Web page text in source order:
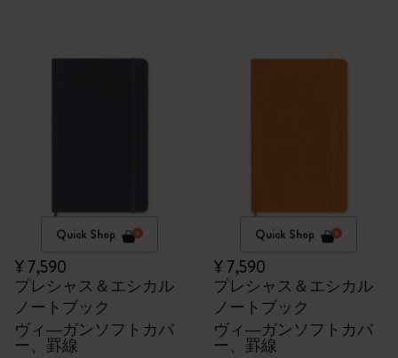
Quick Shop
¥ 7,590
プレシャス＆エシカル
ノートブック
ヴィ―ガンソフトカバ
ー、罫線
Quick Shop
¥ 7,590
プレシャス＆エシカル
ノートブック
ヴィ―ガンソフトカバ
ー、罫線